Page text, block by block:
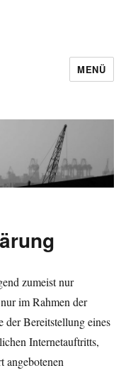
MENÜ
zumeist nur
im Rahmen der
Bereitstellung eines
Internetauftritts,
angebotenen